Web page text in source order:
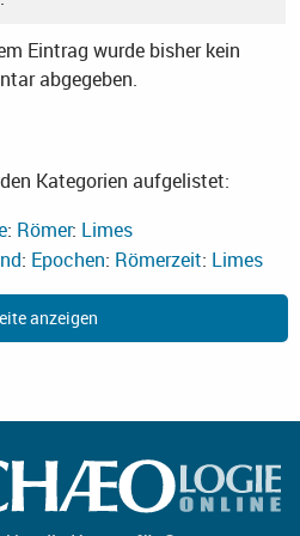
Eintrag wurde bisher kein
abgegeben.
Kategorien aufgelistet:
: Römer: Limes
: Epochen: Römerzeit: Limes
anzeigen